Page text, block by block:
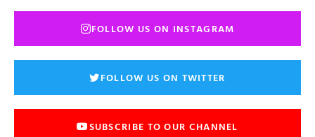
FOLLOW US ON INSTAGRAM
FOLLOW US ON TWITTER
SUBSCRIBE TO OUR CHANNEL